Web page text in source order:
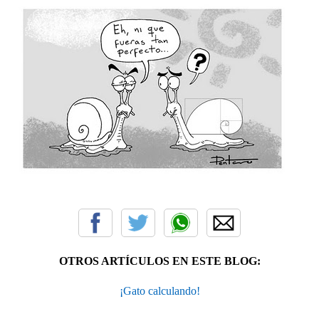
OTROS ARTÍCULOS EN ESTE BLOG:
¡Gato calculando!